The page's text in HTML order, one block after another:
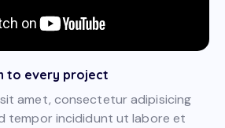
to every project
amet, consectetur adipisicing
tempor incididunt ut labore et